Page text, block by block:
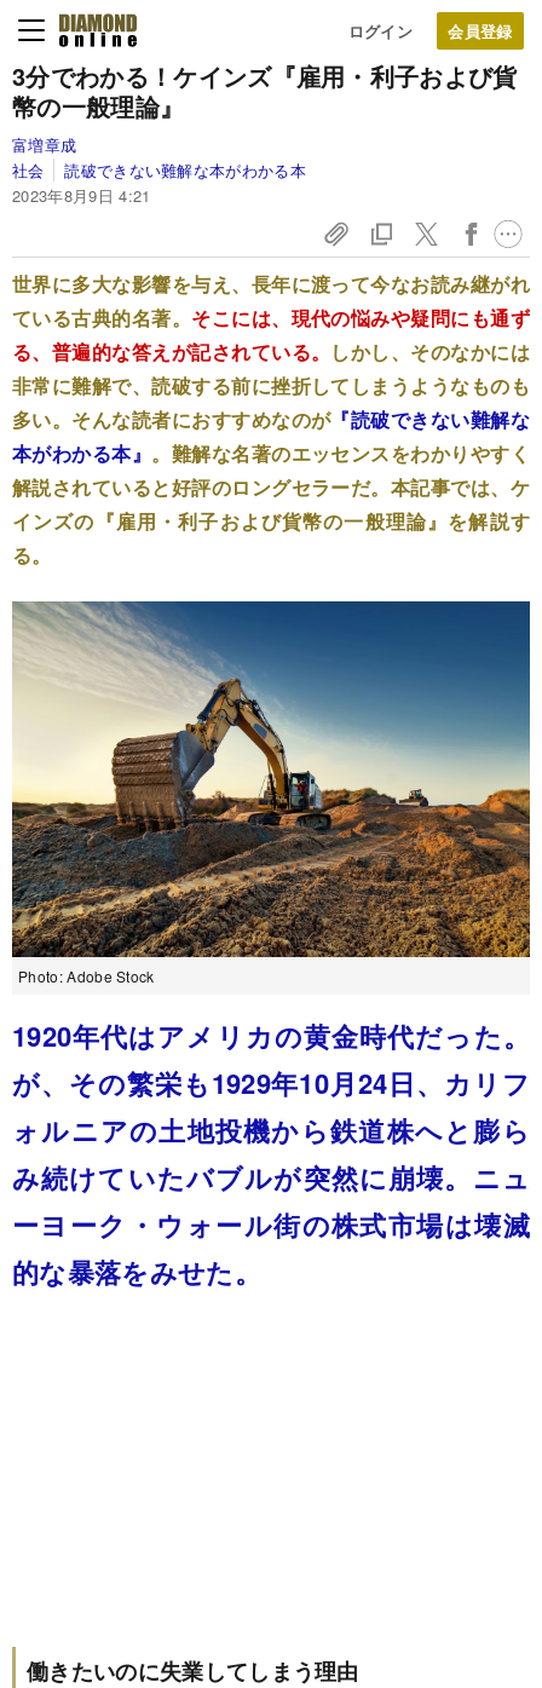
ログイン
3分でわかる！ケインズ『雇用・利子および貨
幣の一般理論』
富増章成
社会
読破できない難解な本がわかる本
2023年8月9日 4:21
世界に多大な影響を与え、長年に渡って今なお読み継がれ
ている古典的名著。 そこには、現代の悩みや疑問にも通ず
る、普遍的な答えが記されている。 しかし、そのなかには
非常に難解で、読破する前に挫折してしまうようなものも
多い。そんな読者におすすめなのが『読破できない難解な
本がわかる本』 。難解な名著のエッセンスをわかりやすく
解説されていると好評のロングセラーだ。本記事では、ケ
インズの『雇用・利子および貨幣の一般理論』を解説す
る。
Photo: Adobe Stock
1920年代はアメリカの黄金時代だった。
が、その繁栄も1929年10月24日、カリフ
ォルニアの土地投機から鉄道株へと膨ら
み続けていたバブルが突然に崩壊。ニュ
ーヨーク・ウォール街の株式市場は壊滅
的な暴落をみせた。
働きたいのに失業してしまう理由